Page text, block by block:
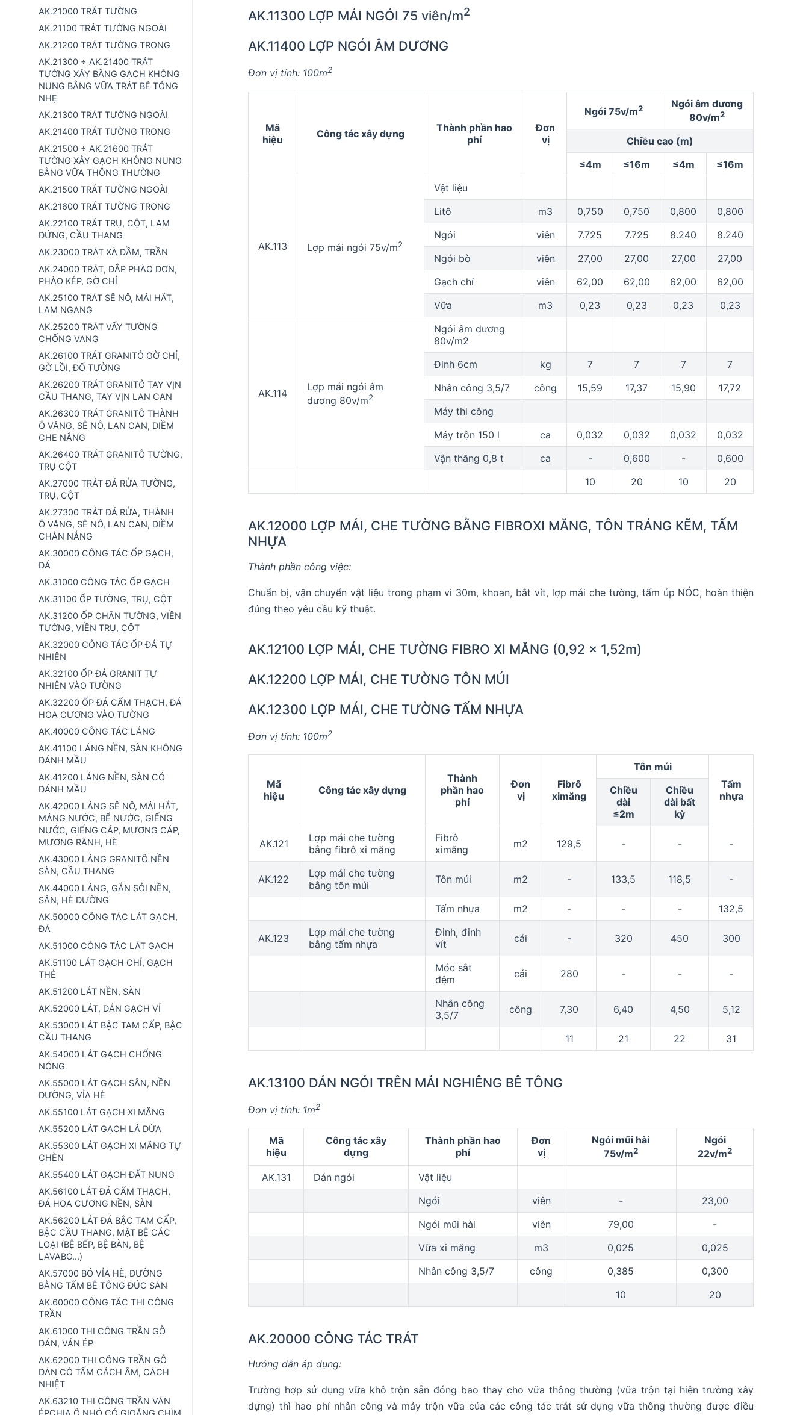
AK.21000 TRÁT TƯỜNG
AK.21100 TRÁT TƯỜNG NGOÀI
AK.21200 TRÁT TƯỜNG TRONG
AK.21300 ÷ AK.21400 TRÁT
TƯỜNG XÂY BẰNG GẠCH KHÔNG
NUNG BẰNG VỮA TRÁT BÊ TÔNG
NHẸ
AK.21300 TRÁT TƯỜNG NGOÀI
AK.21400 TRÁT TƯỜNG TRONG
AK.21500 ÷ AK.21600 TRÁT
TƯỜNG XÂY GẠCH KHÔNG NUNG
BẰNG VỮA THÔNG THƯỜNG
AK.21500 TRÁT TƯỜNG NGOÀI
AK.21600 TRÁT TƯỜNG TRONG
AK.22100 TRÁT TRỤ, CỘT, LAM
ĐỨNG, CẦU THANG
AK.23000 TRÁT XÀ DẦM, TRẦN
AK.24000 TRÁT, ĐẮP PHÀO ĐƠN,
PHÀO KÉP, GỜ CHỈ
AK.25100 TRÁT SÊ NÔ, MÁI HẮT,
LAM NGANG
AK.25200 TRÁT VẨY TƯỜNG
CHỐNG VANG
AK.26100 TRÁT GRANITÔ GỜ CHỈ,
GỜ LỒI, ĐỐ TƯỜNG
AK.26200 TRÁT GRANITÔ TAY VỊN
CẦU THANG, TAY VỊN LAN CAN
AK.26300 TRÁT GRANITÔ THÀNH
Ô VĂNG, SÊ NÔ, LAN CAN, DIỀM
CHE NẮNG
AK.26400 TRÁT GRANITÔ TƯỜNG,
TRỤ CỘT
AK.27000 TRÁT ĐÁ RỬA TƯỜNG,
TRỤ, CỘT
AK.27300 TRÁT ĐÁ RỬA, THÀNH
Ô VĂNG, SÊ NÔ, LAN CAN, DIỀM
CHẮN NẮNG
AK.30000 CÔNG TÁC ỐP GẠCH,
ĐÁ
AK.31000 CÔNG TÁC ỐP GẠCH
AK.31100 ỐP TƯỜNG, TRỤ, CỘT
AK.31200 ỐP CHÂN TƯỜNG, VIỀN
TƯỜNG, VIỀN TRỤ, CỘT
AK.32000 CÔNG TÁC ỐP ĐÁ TỰ
NHIÊN
AK.32100 ỐP ĐÁ GRANIT TỰ
NHIÊN VÀO TƯỜNG
AK.32200 ỐP ĐÁ CẨM THẠCH, ĐÁ
HOA CƯƠNG VÀO TƯỜNG
AK.40000 CÔNG TÁC LÁNG
AK.41100 LÁNG NỀN, SÀN KHÔNG
ĐÁNH MẦU
AK.41200 LÁNG NỀN, SÀN CÓ
ĐÁNH MẦU
AK.42000 LÁNG SÊ NÔ, MÁI HẮT,
MÁNG NƯỚC, BỂ NƯỚC, GIẾNG
NƯỚC, GIẾNG CÁP, MƯƠNG CÁP,
MƯƠNG RÃNH, HÈ
AK.43000 LÁNG GRANITÔ NỀN
SÀN, CẦU THANG
AK.44000 LÁNG, GẮN SỎI NỀN,
SÂN, HÈ ĐƯỜNG
AK.50000 CÔNG TÁC LÁT GẠCH,
ĐÁ
AK.51000 CÔNG TÁC LÁT GẠCH
AK.51100 LÁT GẠCH CHỈ, GẠCH
THẺ
AK.51200 LÁT NỀN, SÀN
AK.52000 LÁT, DÁN GẠCH VỈ
AK.53000 LÁT BẬC TAM CẤP, BẬC
CẦU THANG
AK.54000 LÁT GẠCH CHỐNG
NÓNG
AK.55000 LÁT GẠCH SÂN, NỀN
ĐƯỜNG, VỈA HÈ
AK.55100 LÁT GẠCH XI MĂNG
AK.55200 LÁT GẠCH LÁ DỪA
AK.55300 LÁT GẠCH XI MĂNG TỰ
CHÈN
AK.55400 LÁT GẠCH ĐẤT NUNG
AK.56100 LÁT ĐÁ CẨM THẠCH,
ĐÁ HOA CƯƠNG NỀN, SÀN
AK.56200 LÁT ĐÁ BẬC TAM CẤP,
BẬC CẦU THANG, MẶT BỆ CÁC
LOẠI (BỆ BẾP, BỆ BÀN, BỆ
LAVABO...)
AK.57000 BÓ VỈA HÈ, ĐƯỜNG
BẰNG TẤM BÊ TÔNG ĐÚC SẴN
AK.60000 CÔNG TÁC THI CÔNG
TRẦN
AK.61000 THI CÔNG TRẦN GỖ
DÁN, VÁN ÉP
AK.62000 THI CÔNG TRẦN GỖ
DÁN CÓ TẤM CÁCH ÂM, CÁCH
NHIỆT
AK.63210 THI CÔNG TRẦN VÁN
ÉPCHIA Ô NHỎ CÓ GIOĂNG CHÌM
AK.11300 LỢP MÁI NGÓI 75 viên/m2
AK.11400 LỢP NGÓI ÂM DƯƠNG
Đơn vị tính: 100m2
Mã
hiệu
Công tác xây dựng
Thành phần hao
phí
Đơn
vị
Ngói 75v/m2
Ngói âm dương
80v/m2
Chiều cao (m)
≤4m
≤16m ≤4m ≤16m
AK.113 Lợp mái ngói 75v/m2
Vật liệu
Litô
m3 0,750 0,750 0,800
0,800
Ngói
viên 7.725 7.725 8.240
8.240
Ngói bò
viên 27,00 27,00 27,00
27,00
Gạch chỉ
viên 62,00 62,00 62,00
62,00
Vữa
m3 0,23 0,23 0,23 0,23
AK.114
Lợp mái ngói âm
dương 80v/m2
Ngói âm dương
80v/m2
Đinh 6cm
kg 7 7 7
7
Nhân công 3,5/7
công 15,59 17,37 15,90
17,72
Máy thi công
Máy trộn 150 l
ca 0,032 0,032 0,032
0,032
Vận thăng 0,8 t
ca - 0,600 -
0,600
10
20 10 20
AK.12000 LỢP MÁI, CHE TƯỜNG BẰNG FIBROXI MĂNG, TÔN TRÁNG KẼM, TẤM
NHỰA
Thành phần công việc:
Chuẩn bị, vận chuyển vật liệu trong phạm vi 30m, khoan, bắt vít, lợp mái che tường, tấm úp NÓC, hoàn thiện
đúng theo yêu cầu kỹ thuật.
AK.12100 LỢP MÁI, CHE TƯỜNG FIBRO XI MĂNG (0,92 x 1,52m)
AK.12200 LỢP MÁI, CHE TƯỜNG TÔN MÚI
AK.12300 LỢP MÁI, CHE TƯỜNG TẤM NHỰA
Đơn vị tính: 100m2
Mã
hiệu
Công tác xây dựng
Thành
phần hao
phí
Đơn
vị
Fibrô
ximăng
Tôn múi
Tấm
nhựa
Chiều
dài
≤2m
Chiều
dài bất
kỳ
AK.121
Lợp mái che tường
bằng fibrô xi măng
Fibrô
ximăng
m2 129,5 - - -
AK.122
Lợp mái che tường
bằng tôn múi
Tôn múi m2 - 133,5 118,5 -
Tấm nhựa m2 - - - 132,5
AK.123
Lợp mái che tường
bằng tấm nhựa
Đinh, đinh
vít
cái - 320 450 300
Móc sắt
đệm
cái 280 - - -
Nhân công
3,5/7
công 7,30 6,40 4,50 5,12
11 21 22 31
AK.13100 DÁN NGÓI TRÊN MÁI NGHIÊNG BÊ TÔNG
Đơn vị tính: 1m2
Mã
hiệu
Công tác xây
dựng
Thành phần hao
phí
Đơn
vị
Ngói mũi hài
75v/m2
Ngói
22v/m2
AK.131 Dán ngói
Vật liệu
Ngói
viên -
23,00
Ngói mũi hài
viên 79,00
-
Vữa xi măng
m3 0,025
0,025
Nhân công 3,5/7
công 0,385
0,300
10
20
AK.20000 CÔNG TÁC TRÁT
Hướng dẫn áp dụng:
Trường hợp sử dụng vữa khô trộn sẵn đóng bao thay cho vữa thông thường (vữa trộn tại hiện trường xây
dựng) thì hao phí nhân công và máy trộn vữa của các công tác trát sử dụng vữa thông thường được điều